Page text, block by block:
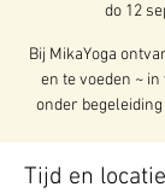
do 12
Bij MikaYoga
en te voeden ~
onder
Tijd en locatie